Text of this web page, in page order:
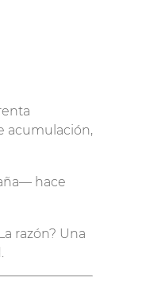
acumulación,
hace
razón? Una